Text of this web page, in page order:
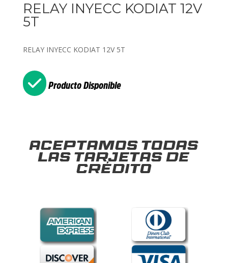
RELAY INYECC KODIAT 12V
5T
RELAY INYECC KODIAT 12V 5T
Producto Disponible
Aceptamos todas
las tarjetas de
crédito